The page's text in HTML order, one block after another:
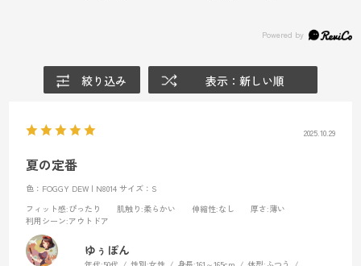
絞り込み 表示：新しい順
2025.10.29
夏の定番
色：FOGGY DEW | N8014 サイズ：S
フィット感:ぴったり 肌触り :柔らかい 伸縮性:なし 厚さ:薄い
利用シーン:アウトドア
ゆぅぽん